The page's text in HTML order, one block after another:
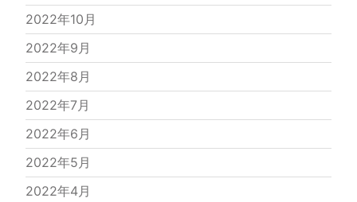
2022年10月
2022年9月
2022年8月
2022年7月
2022年6月
2022年5月
2022年4月